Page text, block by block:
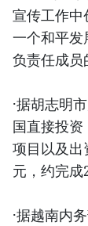
宣传工作
一个和平发
负责任成员
·据胡志明
国直接投
项目以及出
元，约完成
·据越南内